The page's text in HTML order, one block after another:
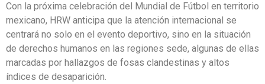
Con la próxima celebración del Mundial de Fútbol en territorio
mexicano, HRW anticipa que la atención internacional se
centrará no solo en el evento deportivo, sino en la situación
de derechos humanos en las regiones sede, algunas de ellas
marcadas por hallazgos de fosas clandestinas y altos
índices de desaparición.